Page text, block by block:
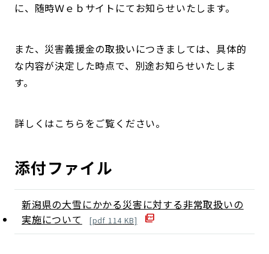
に、随時Ｗｅｂサイトにてお知らせいたします。
また、災害義援金の取扱いにつきましては、具体的
な内容が決定した時点で、別途お知らせいたしま
す。
詳しくはこちらをご覧ください。
添付ファイル
新潟県の大雪にかかる災害に対する非常取扱いの
実施について
[pdf 114 KB]